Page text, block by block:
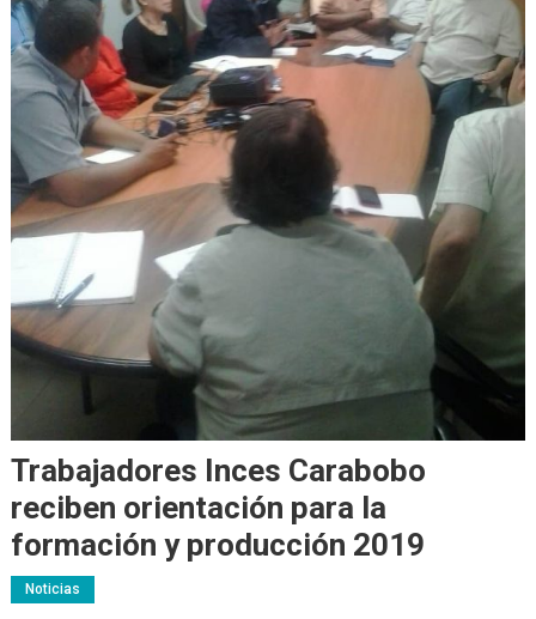
Trabajadores Inces Carabobo
reciben orientación para la
formación y producción 2019
Noticias